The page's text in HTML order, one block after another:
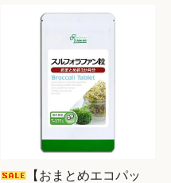
【おまとめエコパッ